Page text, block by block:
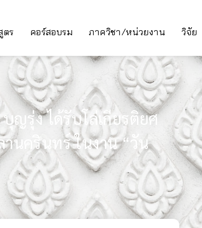
ตร คอร์สอบรม ภาควิชา/หน่วยงาน วิจัย
ญรุ่ง ได้รับโล่เกียรติยศ
นครินทร์ ในงาน “วัน